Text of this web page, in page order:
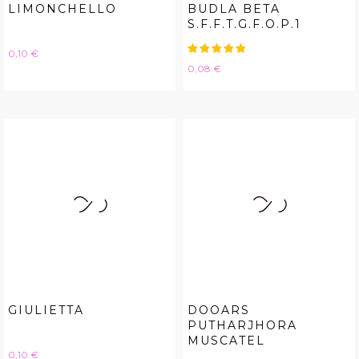
LIMONCHELLO
Hinta
0,10 €
BUDLA BETA
S.F.F.T.G.F.O.P.1
Hinta
0,08 €
GIULIETTA
Hinta
0,10 €
DOOARS
PUTHARJHORA
MUSCATEL